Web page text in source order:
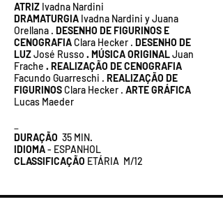
​ATRIZ Ivadna Nardini
DRAMATURGIA Ivadna Nardini y Juana
Orellana . DESENHO DE FIGURINOS E
CENOGRAFIAClara Hecker . DESENHO DE
LUZJosé Russo . MÚSICA ORIGINALJuan
Frache . REALIZAÇÃO DE CENOGRAFIA
Facundo Guarreschi . REALIZAÇÃO DE
FIGURINOSClara Hecker . ARTE GRÁFICA
Lucas Maeder
DURAÇÃO 35 MIN.
IDIOMA- ESPANHOL
CLASSIFICAÇÃO ETÁRIA M/12